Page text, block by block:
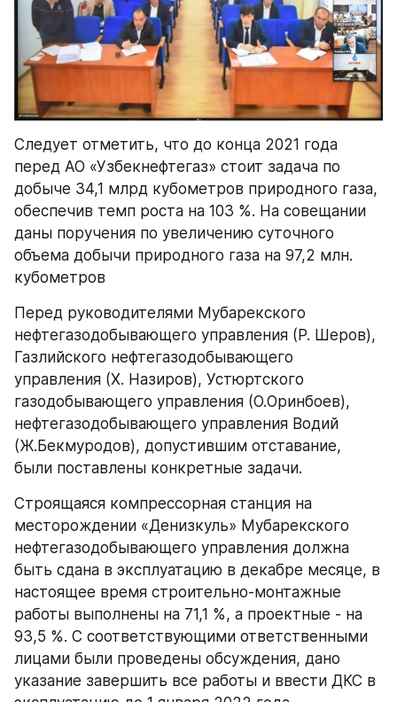
Следует отметить, что до конца 2021 года
перед АО «Узбекнефтегаз» стоит задача по
добыче 34,1 млрд кубометров природного газа,
обеспечив темп роста на 103 %. На совещании
даны поручения по увеличению суточного
объема добычи природного газа на 97,2 млн.
кубометров
Перед руководителями Мубарекского
нефтегазодобывающего управления (Р. Шеров),
Газлийского нефтегазодобывающего
управления (Х. Назиров), Устюртского
газодобывающего управления (О.Оринбоев),
нефтегазодобывающего управления Водий
(Ж.Бекмуродов), допустившим отставание,
были поставлены конкретные задачи.
Строящаяся компрессорная станция на
месторождении «Денизкуль» Мубарекского
нефтегазодобывающего управления должна
быть сдана в эксплуатацию в декабре месяце, в
настоящее время строительно-монтажные
работы выполнены на 71,1 %, а проектные - на
93,5 %. С соответствующими ответственными
лицами были проведены обсуждения, дано
указание завершить все работы и ввести ДКС в